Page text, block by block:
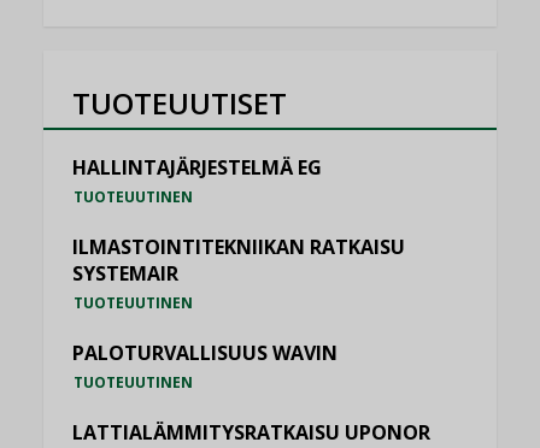
TUOTEUUTISET
HALLINTAJÄRJESTELMÄ EG
TUOTEUUTINEN
ILMASTOINTITEKNIIKAN RATKAISU
SYSTEMAIR
TUOTEUUTINEN
PALOTURVALLISUUS WAVIN
TUOTEUUTINEN
LATTIALÄMMITYSRATKAISU UPONOR